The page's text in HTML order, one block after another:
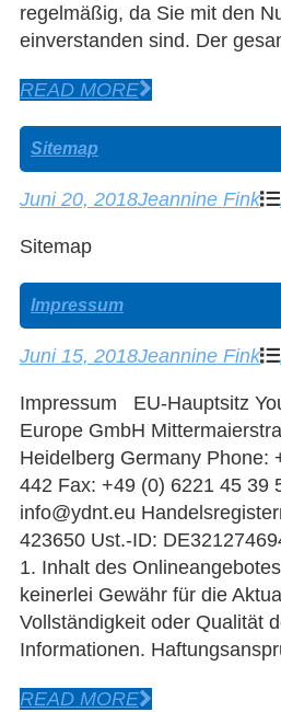
regelmäßig, da Sie mit den
einverstanden sind. Der
READ MORE
Sitemap
Juni 20, 2018Jeannine Fink
Sitemap
Impressum
Juni 15, 2018Jeannine Fink
Impressum EU-Hauptsitz
Europe GmbH
Heidelberg Germany Phone:
442 Fax: +49 (0) 6221 45 39
info@ydnt.eu
423650 Ust.-ID:
1. Inhalt des
keinerlei Gewähr für die
Vollständigkeit oder Qualität
Informationen.
READ MORE